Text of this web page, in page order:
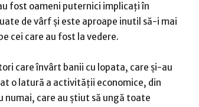
fost oameni puternici implicați în
de vârf și este aproape inutil să-i mai
cei care au fost la vedere.
care învârt banii cu lopata, care și-au
o latură a activității economice, din
numai, care au știut să ungă toate